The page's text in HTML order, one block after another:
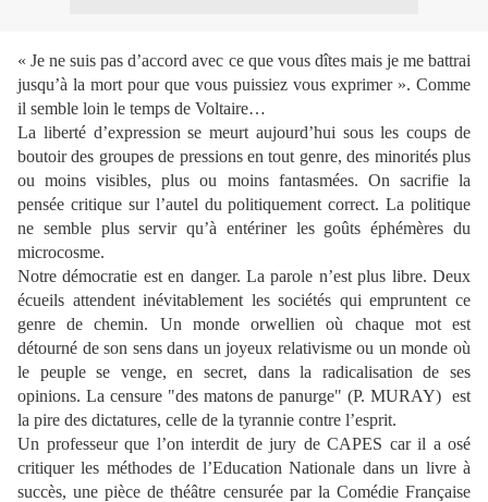
« Je ne suis pas d’accord avec ce que vous dîtes mais je me battrai
jusqu’à la mort pour que vous puissiez vous exprimer ». Comme
il semble loin le temps de Voltaire…
La liberté d’expression se meurt aujourd’hui sous les coups de
boutoir des groupes de pressions en tout genre, des minorités plus
ou moins visibles, plus ou moins fantasmées. On sacrifie la
pensée critique sur l’autel du politiquement correct. La politique
ne semble plus servir qu’à entériner les goûts éphémères du
microcosme.
Notre démocratie est en danger. La parole n’est plus libre. Deux
écueils attendent inévitablement les sociétés qui empruntent ce
genre de chemin. Un monde orwellien où chaque mot est
détourné de son sens dans un joyeux relativisme ou un monde où
le peuple se venge, en secret, dans la radicalisation de ses
opinions. La censure "des matons de panurge" (P. MURAY) est
la pire des dictatures, celle de la tyrannie contre l’esprit.
Un professeur que l’on interdit de jury de CAPES car il a osé
critiquer les méthodes de l’Education Nationale dans un livre à
succès, une pièce de théâtre censurée par la Comédie Française